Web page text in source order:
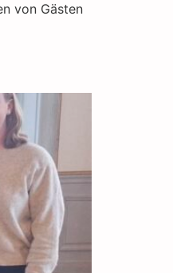
von Gästen